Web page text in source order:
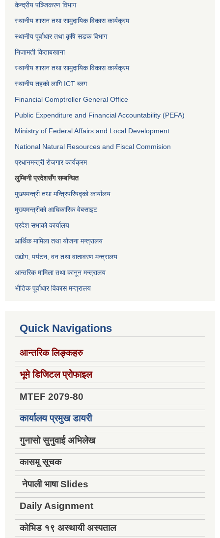
केन्द्रीय पञ्जिकरण विभाग
स्थानीय शासन तथा सामुदायिक विकास कार्यक्रम
स्थानीय पूर्वाधार तथा कृषि सडक विभाग
निजामती किताबखाना
स्थानीय शासन तथा सामुदायिक विकास कार्यक्रम
स्थानीय तहको लागि ICT ब्लग
Financial Comptroller General Office
Public Expenditure and Financial Accountability (PEFA)
Ministry of Federal Affairs and Local Development
National Natural Resources and Fiscal Commision
प्रधानमन्त्री रोजगार कार्यक्रम
लुम्बिनी प्रदेशसँग सम्बन्धित
मुख्यमन्त्री तथा मन्त्रिपरिषद्को कार्यालय
मुख्यमन्त्रीको आधिकारिक वेबसाइट
प्रदेश सभाको कार्यालय
आर्थिक मामिला तथा योजना मन्त्रालय
उद्योग, पर्यटन, वन तथा वातावरण मन्त्रालय
आन्तरिक मामिला तथा कानून मन्त्रालय
भौतिक पूर्वाधार विकास मन्त्रालय
Quick Navigations
आन्तरिक लिङ्कहरु
भूमे डिजिटल प्रोफाइल
MTEF 2079-80
कार्यालय प्रमुख डायरी
गुनासो सुनुवाई अभिलेख
कासमू सूचक
नेपाली भाषा Slides
Daily Asignment
कोभिड १९ अस्थायी अस्पताल